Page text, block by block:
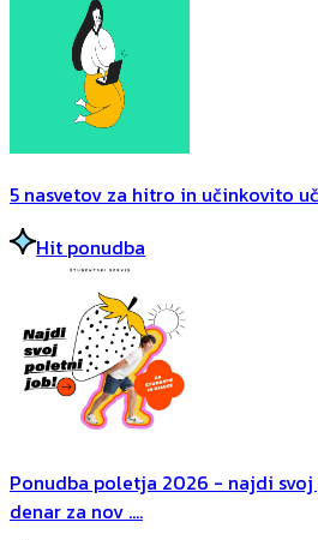
5 nasvetov za hitro in učinkovito
Hit ponudba
Ponudba poletja 2026 - najdi
denar za nov ....